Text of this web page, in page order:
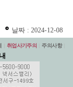
날짜 : 2024-12-08
취업사기주의 주의사항